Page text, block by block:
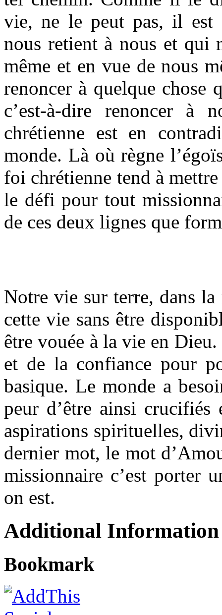
vie, ne le peut pas, il est
nous retient à nous et qui
même et en vue de nous
renoncer à quelque chose
c’est-à-dire renoncer
chrétienne est en
monde. Là où règne
foi chrétienne tend à
le défi pour tout
de ces deux lignes que
Notre vie sur terre, dans
cette vie sans être
être vouée à la vie en
et de la confiance pour
basique. Le monde a
peur d’être ainsi crucifiés
aspirations spirituelles,
dernier mot, le mot
missionnaire c’est porter
on est.
Additional Information
Bookmark